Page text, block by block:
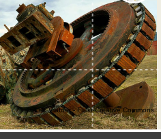
©Luc Viatour - Flickr Creative Commons